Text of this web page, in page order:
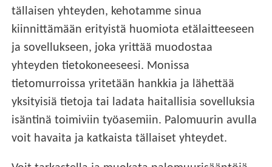
tällaisen yhteyden, kehotamme sinua
kiinnittämään erityistä huomiota etälaitteeseen
ja sovellukseen, joka yrittää muodostaa
yhteyden tietokoneeseesi. Monissa
tietomurroissa yritetään hankkia ja lähettää
yksityisiä tietoja tai ladata haitallisia sovelluksia
isäntinä toimiviin työasemiin. Palomuurin avulla
voit havaita ja katkaista tällaiset yhteydet.